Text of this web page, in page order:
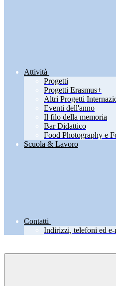
Attività
Progetti
Progetti Erasmus+
Altri Progetti
Eventi dell'anno
Il filo della memoria
Bar Didattico
Food Photography e
Scuola & Lavoro
Contatti
Indirizzi, telefoni ed e-